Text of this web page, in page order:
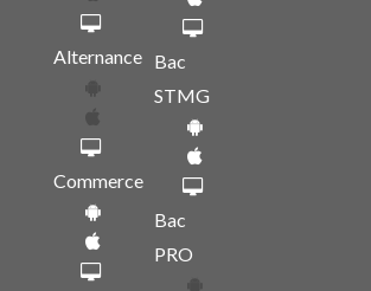
Alternance
Commerce
Bac
STMG
Bac
PRO